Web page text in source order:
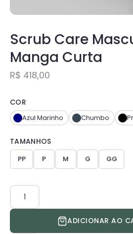
Scrub Care
Manga Curta
R$ 418,00
COR
Azul Marinho Chumbo
TAMANHOS
PP P M G GG
Scrub
Care
Masculino
Manga
ADICIONAR AO